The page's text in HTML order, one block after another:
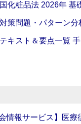
化粧品法 2026年 基
策問題・パターン
キスト＆要点一覧
会情報サービス】医